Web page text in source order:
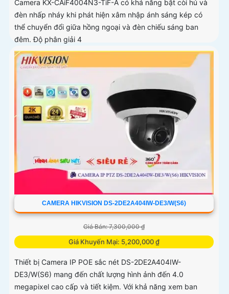
Camera KX-CAiF4004N3-TiF-A có khả năng bật còi hú và
đèn nhấp nháy khi phát hiện xâm nhập ánh sáng kép có
thể chuyển đổi giữa hồng ngoại và đèn chiếu sáng ban
đêm. Độ phân giải 4
CAMERA HIKVISION DS-2DE2A404IW-DE3/W(S6)
Giá Bán: 7,300,000 ₫
Giá Khuyến Mại: 5,200,000 ₫
Thiết bị Camera IP POE sắc nét DS-2DE2A404IW-
DE3/W(S6) mang đến chất lượng hình ảnh đến 4.0
megapixel cao cấp và tiết kiệm. Với khả năng xem ban